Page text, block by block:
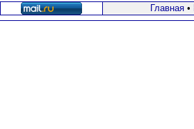
Главная•